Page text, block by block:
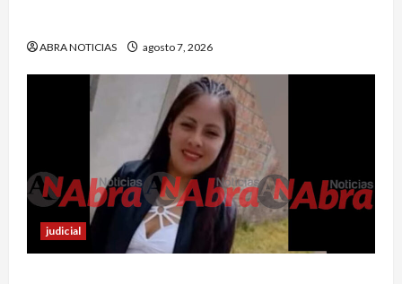
ABRA NOTICIAS agosto 7, 2026
judicial